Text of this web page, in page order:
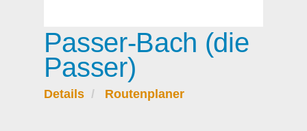
Passer-Bach (die
Passer)
Details Routenplaner